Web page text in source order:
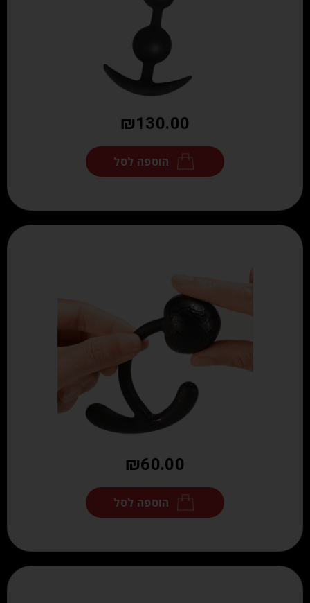
₪130.00
הוספה לסל
₪60.00
הוספה לסל